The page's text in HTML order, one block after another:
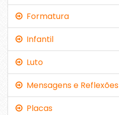
Formatura
Infantil
Luto
Mensagens e Reflexões
Placas